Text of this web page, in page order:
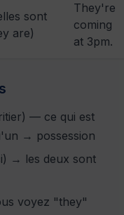
sont
are)
They're
coming
at 3pm.
— ce qui est
→ possession
→ les deux sont
voyez "they"